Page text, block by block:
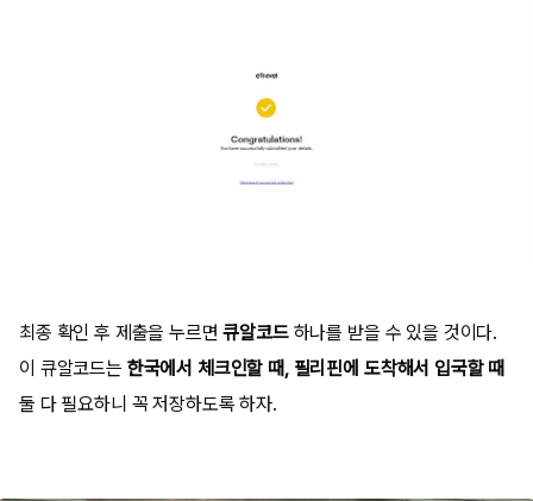
최종 확인 후 제출을 누르면 큐알코드하나를 받을 수 있을 것이다.
이 큐알코드는 한국에서 체크인할 때, 필리핀에 도착해서 입국할 때
둘 다 필요하니 꼭 저장하도록 하자.